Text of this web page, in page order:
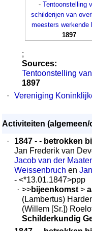
- Tentoonstelling
schilderijen van
meesters werkende
1897
;
Sources:
Tentoonstelling
1897
·
Vereniging
Activiteiten (algemeen/
·
1847 - - betrokken
Jan Frederik van
Jacob van der
Weissenbruch en
- <*13.01.1847>ppp
· >>bijeenkomst >
(Lambertus)
(Willem [Sr.])
Schilderkundig